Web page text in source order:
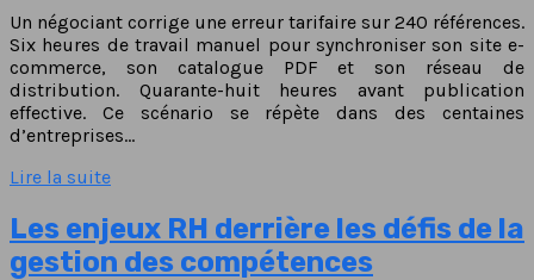
Un négociant corrige une erreur tarifaire sur 240 références.
Six heures de travail manuel pour synchroniser son site e-
commerce, son catalogue PDF et son réseau de
distribution. Quarante-huit heures avant publication
effective. Ce scénario se répète dans des centaines
d’entreprises…
Lire la suite
Les enjeux RH derrière les défis de la
gestion des compétences